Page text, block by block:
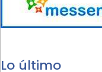
Lo último